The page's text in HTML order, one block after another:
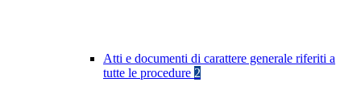
Atti e documenti di carattere generale riferiti a
tutte le procedure 2